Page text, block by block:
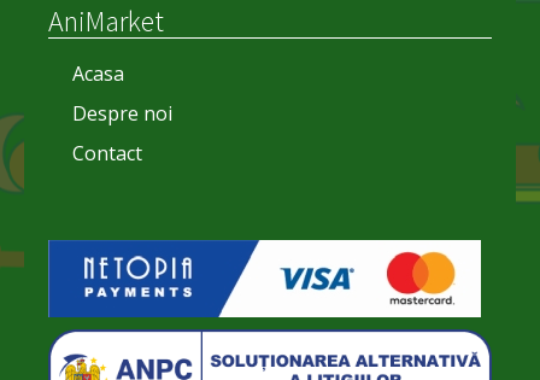
AniMarket
Acasa
Despre noi
Contact